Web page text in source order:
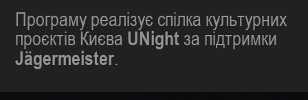
Програму реалізує спілка культурних
проєктів Києва UNight за підтримки
Jägermeister.